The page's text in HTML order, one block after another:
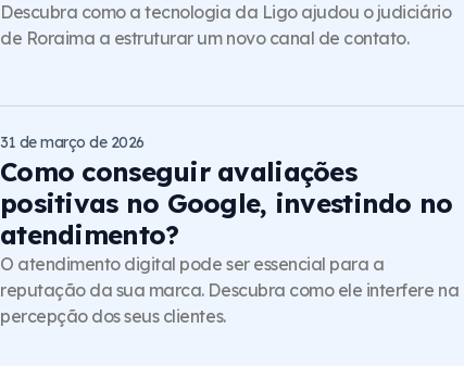
Descubra como a tecnologia da Ligo ajudou o judiciário
de Roraima a estruturar um novo canal de contato.
Como conseguir avaliações
positivas no Google, investindo no
atendimento?
31 de março de 2026
O atendimento digital pode ser essencial para a
reputação da sua marca. Descubra como ele interfere na
percepção dos seus clientes.